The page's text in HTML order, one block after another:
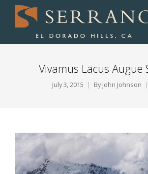
Vivamus Lacus Augue
July 3, 2015 By John Johnson